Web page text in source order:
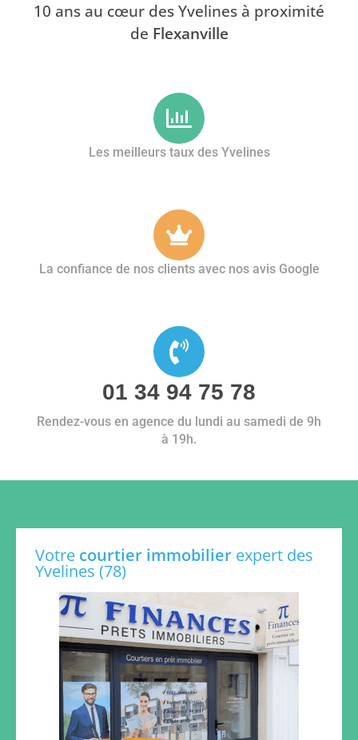
10 ans au cœur des Yvelines à proximité
de Flexanville
Les meilleurs taux des Yvelines
La confiance de nos clients avec nos avis Google
01 34 94 75 78
Rendez-vous en agence du lundi au samedi de 9h
à 19h.
Votre courtier immobilier expert des
Yvelines (78)